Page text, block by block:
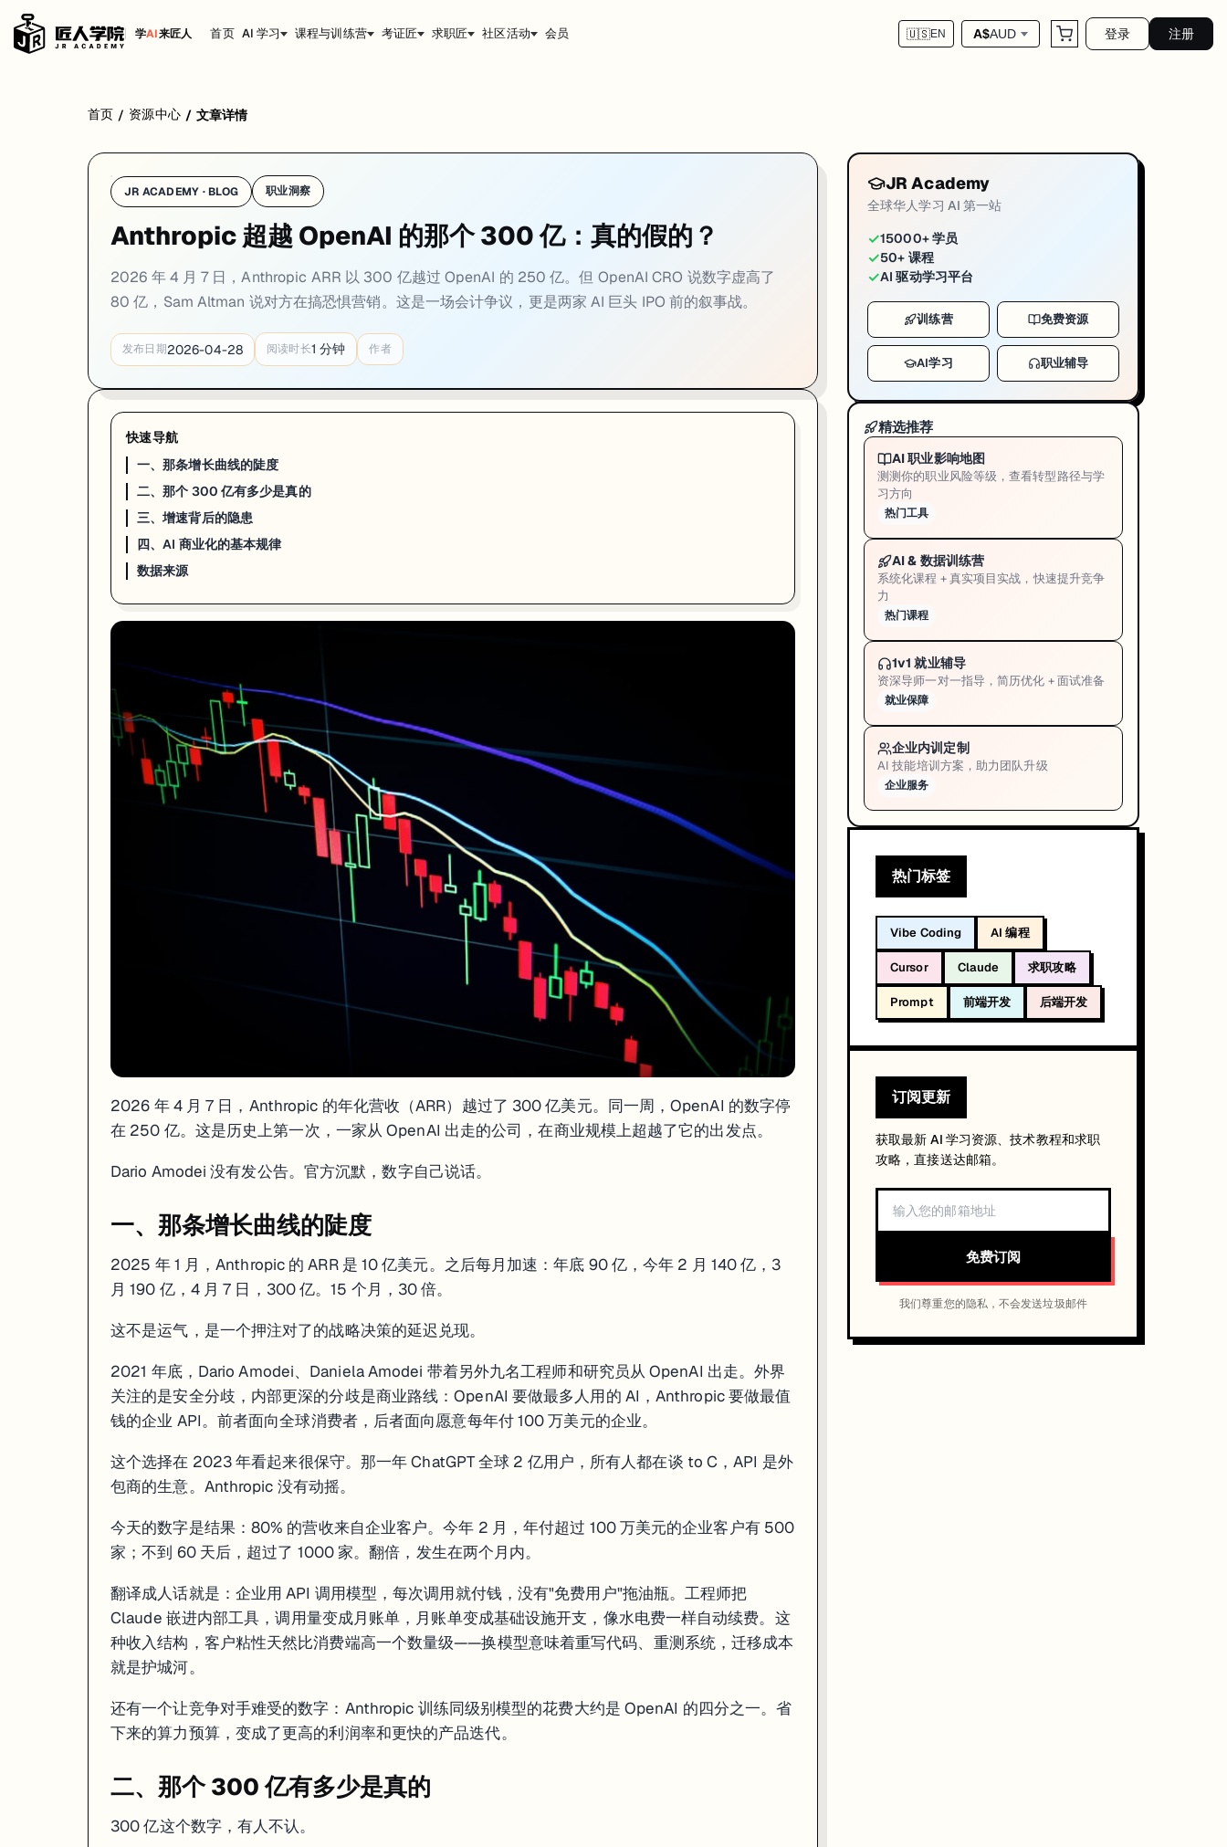
学AI来匠人 首页 AI 学习 课程与训练营 考证匠 求职匠 社区活动 会员 🇺🇸EN A$AUD 登录 注册
2026 年 4 月 7 日，Anthropic 的年化营收（ARR）越过了 300 亿美元。同一周，OpenAI 的数字停在 250 亿。这是历史上第一次，一家从 OpenAI 出走的公司，在商业规模上超越了它的出发点。
Dario Amodei 没有发公告。官方沉默，数字自己说话。
一、那条增长曲线的陡度
2025 年 1 月，Anthropic 的 ARR 是 10 亿美元。之后每月加速：年底 90 亿，今年 2 月 140 亿，3 月 190 亿，4 月 7 日，300 亿。15 个月，30 倍。
这不是运气，是一个押注对了的战略决策的延迟兑现。
2021 年底，Dario Amodei、Daniela Amodei 带着另外九名工程师和研究员从 OpenAI 出走。外界关注的是安全分歧，内部更深的分歧是商业路线：OpenAI 要做最多人用的 AI，Anthropic 要做最值钱的企业 API。
这个选择在 2023 年看起来很保守。那一年 ChatGPT 全球 2 亿用户，所有人都在谈 to C，API 是外包商的生意。Anthropic 没有动摇。
今天的数字是结果：80% 的营收来自企业客户。今年 2 月，年付超过 100 万美元的企业客户有 500 家；不到 60 天后，超过了 1000 家。翻倍，发生在两个月内。
翻译成人话就是：企业用 API 调用模型，每次调用就付钱，没有"免费用户"拖油瓶。工程师把 Claude 嵌进内部工具，调用量变成月账单，月账单变成基础设施开支，像水电费一样自动续费。这种收入结构，客户
还有一个让竞争对手难受的数字：Anthropic 训练同级别模型的花费大约是 OpenAI 的四分之一。省下来的算力预算，变成了更高的利润率和更快的产品迭代。
4 月中旬，OpenAI 首席营收官 Denise Dresser 接受采访，直接说 Anthropic 的数字虚高了大约 80 亿美元。用她的口径，Anthropic 实际 ARR 应该在 220 亿左右。
Anthropic 的 A 轮到 G 轮融资里，亚马逊 AWS 和 Google Cloud 投入了大量资源，部分以算力额度形式发放——企业客户在 AWS 或 Google Cloud 上调用 Claude，算力成本由 Anthropic 的额度抵扣。Anthropic 把
两种方法都合规，两家都知道。但一个是 300 亿，另一个是 220 亿，IPO 估值就差了几百亿。
Anthropic 的 IPO 目标估值是 8000 亿美元，正在为上市做准备。OpenAI 是它最直接的对标对象——投资人看的就是谁的 ARR 更高、增速更快。Dresser 的那篇采访，措辞选择"虚高了几十亿"而不是"会计方法不同"
Sam Altman 上周在一档播客里说，Anthropic 在搞"fear-based marketing"——把模型安全能力往夸张了讲，目的是让企业客户不敢换模型。Anthropic 的"宪法 AI"和安全护栏确实是它一贯的核心卖点，Altman 认为
三、增速背后的隐患
300 亿 ARR 的故事有个注脚，这两个月同样写下了。
这三件事单独看都不算危机。但它们发生在同一个窗口期，说明 Anthropic 的内部运营能力还没追上它的营收增速。工程团队在赶模型进度，产品团队在谈企业合同，安全审查和用户沟通在被压缩。这是快速增长公
四、AI 商业化的基本规律
这个故事说明的规律不新，但在 AI 行业里一直被忽视。
在 AI 商业化里，重复购买的价值远高于首次获客。
OpenAI 选了更性感的路——ChatGPT 全球 2 亿用户，产品力无可争议，品牌渗透了一整代人。Anthropic 选了更无聊的路——API 优先，企业合同，按调用量收费，一家一家谈。但无聊的模型更赚钱，因为每一美元
这个逻辑 20 年前 Salesforce 就验证过了。它当年在 CRM 战争里赢的原因不是功能最好，是让销售经理每天都要登录。系统一旦嵌入业务流程，替换成本就是护城河。Anthropic 在 AI 层面复刻了这件事：让企业工
OpenAI 也看到了这条路，过去 12 个月加速收购企业软件公司，ChatGPT Enterprise 全面推进，GPT-5.5 的企业功能专门强化。这场比赛还有很多局没下完，300 亿和 250 亿的差距下一个季度就可能翻转。
但 4 月 7 日那一天，先到的是 Anthropic。
会计题的最终答案，等两家都上市再说。
Anthropic Just Passed OpenAI in Revenue. While Spending 4x Less to Train Their Models — SaaStr
Anthropic's growing pains mount ahead of OpenAI showdown — Axios
AI demand is inflated, and only Anthropic is being realistic — CNBC
Anthropic $30B ARR — Superforecaster Peter Wildeford projections — Quasa
VC Funding in April 2026: 1,314 Deals — InforCapital
首页 / 资源中心 / 文章详情
JR ACADEMY · BLOG 职业洞察
Anthropic 超越 OpenAI 的那个 300 亿：真的假的？
2026 年 4 月 7 日，Anthropic ARR 以 300 亿越过 OpenAI 的 250 亿。但 OpenAI CRO 说数字虚高了
80 亿，Sam Altman 说对方在搞恐惧营销。这是一场会计争议，更是两家 AI 巨头 IPO 前的叙事战。
发布日期2026-04-28 阅读时长1 分钟 作者
快速导航
一、那条增长曲线的陡度
二、那个 300 亿有多少是真的
三、增速背后的隐患
四、AI 商业化的基本规律
数据来源
2026 年 4 月 7 日，Anthropic 的年化营收（ARR）越过了 300 亿美元。同一周，OpenAI 的数字停
在 250 亿。这是历史上第一次，一家从 OpenAI 出走的公司，在商业规模上超越了它的出发点。
Dario Amodei 没有发公告。官方沉默，数字自己说话。
一、那条增长曲线的陡度
2025 年 1 月，Anthropic 的 ARR 是 10 亿美元。之后每月加速：年底 90 亿，今年 2 月 140 亿，3
月 190 亿，4 月 7 日，300 亿。15 个月，30 倍。
这不是运气，是一个押注对了的战略决策的延迟兑现。
2021 年底，Dario Amodei、Daniela Amodei 带着另外九名工程师和研究员从 OpenAI 出走。外界
关注的是安全分歧，内部更深的分歧是商业路线：OpenAI 要做最多人用的 AI，Anthropic 要做最值
钱的企业 API。前者面向全球消费者，后者面向愿意每年付 100 万美元的企业。
这个选择在 2023 年看起来很保守。那一年 ChatGPT 全球 2 亿用户，所有人都在谈 to C，API 是外
包商的生意。Anthropic 没有动摇。
今天的数字是结果：80% 的营收来自企业客户。今年 2 月，年付超过 100 万美元的企业客户有 500
家；不到 60 天后，超过了 1000 家。翻倍，发生在两个月内。
翻译成人话就是：企业用 API 调用模型，每次调用就付钱，没有"免费用户"拖油瓶。工程师把
Claude 嵌进内部工具，调用量变成月账单，月账单变成基础设施开支，像水电费一样自动续费。这
种收入结构，客户粘性天然比消费端高一个数量级——换模型意味着重写代码、重测系统，迁移成本
就是护城河。
还有一个让竞争对手难受的数字：Anthropic 训练同级别模型的花费大约是 OpenAI 的四分之一。省
下来的算力预算，变成了更高的利润率和更快的产品迭代。
二、那个 300 亿有多少是真的
300 亿这个数字，有人不认。
JR Academy
全球华人学习 AI 第一站
✓15000+ 学员
✓50+ 课程
✓AI 驱动学习平台
训练营 免费资源
AI学习 职业辅导
精选推荐
AI 职业影响地图
测测你的职业风险等级，查看转型路径与学
习方向
热门工具
AI & 数据训练营
系统化课程 + 真实项目实战，快速提升竞争
力
热门课程
1v1 就业辅导
资深导师一对一指导，简历优化 + 面试准备
就业保障
企业内训定制
AI 技能培训方案，助力团队升级
企业服务
热门标签
Vibe Coding AI 编程
Cursor Claude 求职攻略
Prompt 前端开发 后端开发
订阅更新
获取最新 AI 学习资源、技术教程和求职
攻略，直接送达邮箱。
免费订阅
我们尊重您的隐私，不会发送垃圾邮件